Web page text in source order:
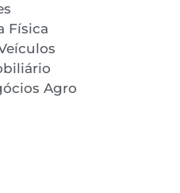
Física
Agro